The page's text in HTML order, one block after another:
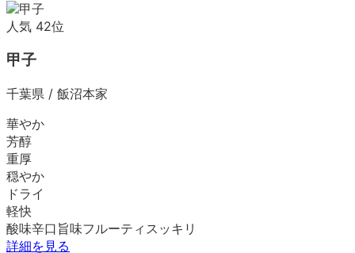
人気 42位
甲子
千葉県 / 飯沼本家
華やか
芳醇
重厚
穏やか
ドライ
軽快
酸味辛口 旨味フルーティ スッキリ
詳細を見る